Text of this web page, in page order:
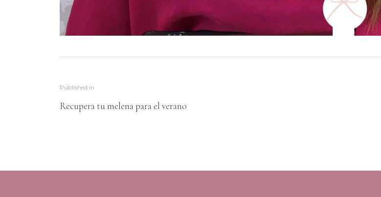
Published in
Recupera tu melena para el verano